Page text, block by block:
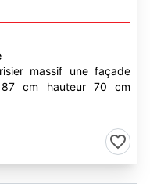
massif une façade
cm hauteur 70 cm